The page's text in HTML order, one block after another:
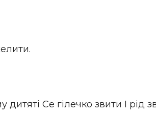
Се гілечко звити І рід